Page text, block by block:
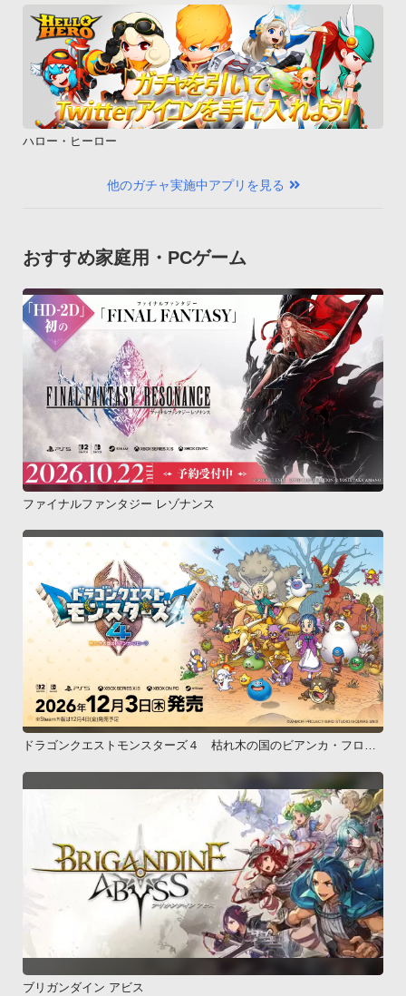
ハロー・ヒーロー
他のガチャ実施中アプリを見る
おすすめ家庭用・PCゲーム
ファイナルファンタジー レゾナンス
ドラゴンクエストモンスターズ４ 枯れ木の国のビアンカ・フロー
ブリガンダイン アビス